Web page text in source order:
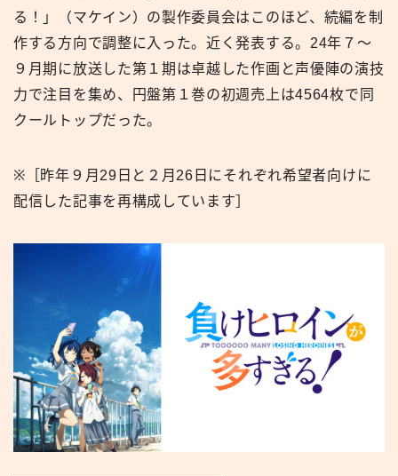
る！」（マケイン）の製作委員会はこのほど、続編を制
作する方向で調整に入った。近く発表する。24年７〜
９月期に放送した第１期は卓越した作画と声優陣の演技
力で注目を集め、円盤第１巻の初週売上は4564枚で同
クールトップだった。
※［昨年９月29日と２月26日にそれぞれ希望者向けに
配信した記事を再構成しています］